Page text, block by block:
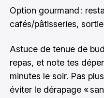
Option gourmand :
cafés/pâtisseries,
Astuce de tenue de
repas, et note tes
minutes le soir. Pas
éviter le dérapage «